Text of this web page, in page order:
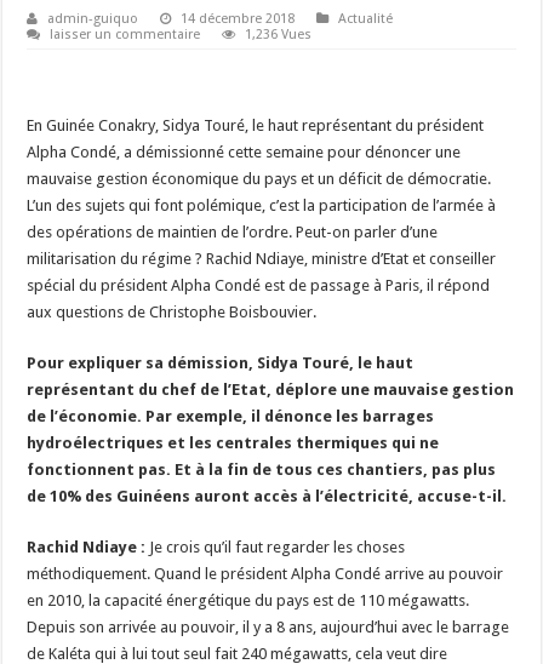
admin-guiquo 14 décembre 2018
Actualité
laisser un commentaire
1,236 Vues
En Guinée Conakry, Sidya Touré, le haut représentant du président
Alpha Condé, a démissionné cette semaine pour dénoncer une
mauvaise gestion économique du pays et un déficit de démocratie.
L’un des sujets qui font polémique, c’est la participation de l’armée à
des opérations de maintien de l’ordre. Peut-on parler d’une
militarisation du régime ? Rachid Ndiaye, ministre d’Etat et conseiller
spécial du président Alpha Condé est de passage à Paris, il répond
aux questions de Christophe Boisbouvier.
Pour expliquer sa démission, Sidya Touré, le haut
représentant du chef de l’Etat, déplore une mauvaise gestion
de l’économie. Par exemple, il dénonce les barrages
hydroélectriques et les centrales thermiques qui ne
fonctionnent pas. Et à la fin de tous ces chantiers, pas plus
de 10% des Guinéens auront accès à l’électricité, accuse-t-il.
Rachid Ndiaye : Je crois qu’il faut regarder les choses
méthodiquement. Quand le président Alpha Condé arrive au pouvoir
en 2010, la capacité énergétique du pays est de 110 mégawatts.
Depuis son arrivée au pouvoir, il y a 8 ans, aujourd’hui avec le barrage
de Kaléta qui à lui tout seul fait 240 mégawatts, cela veut dire